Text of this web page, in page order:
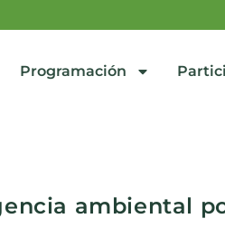
Programación
ambiental